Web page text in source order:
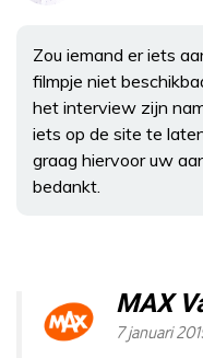
Zou iemand er iets
filmpje niet
het interview zijn
iets op de site te
graag hiervoor uw
bedankt.
MAX
7 januari